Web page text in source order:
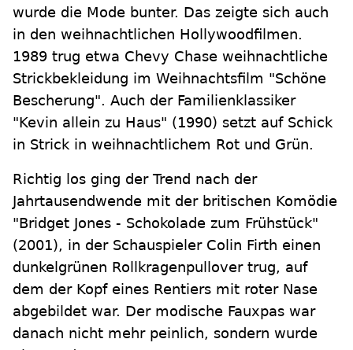
wurde die Mode bunter. Das zeigte sich auch
in den weihnachtlichen Hollywoodfilmen.
1989 trug etwa Chevy Chase weihnachtliche
Strickbekleidung im Weihnachtsfilm "Schöne
Bescherung". Auch der Familienklassiker
"Kevin allein zu Haus" (1990) setzt auf Schick
in Strick in weihnachtlichem Rot und Grün.
Richtig los ging der Trend nach der
Jahrtausendwende mit der britischen Komödie
"Bridget Jones - Schokolade zum Frühstück"
(2001), in der Schauspieler Colin Firth einen
dunkelgrünen Rollkragenpullover trug, auf
dem der Kopf eines Rentiers mit roter Nase
abgebildet war. Der modische Fauxpas war
danach nicht mehr peinlich, sondern wurde